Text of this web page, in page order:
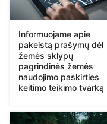
Informuojame apie
pakeistą prašymų dėl
žemės sklypų
pagrindinės žemės
naudojimo paskirties
keitimo teikimo tvarką